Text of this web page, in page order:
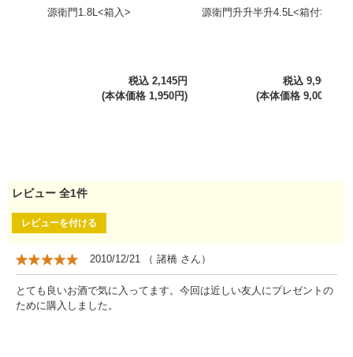
源衛門1.8L<箱入>
税込 2,145円
(本体価格 1,950円)
源衛門升升半升4.5L<箱付>
税込 9,900円
(本体価格 9,000円)
レビュー 全1件
レビューを付ける
2010/12/21 （ 諸橋 さん）
とても良いお酒で気に入ってます。今回は近しい友人にプレゼントの
ために購入しました。